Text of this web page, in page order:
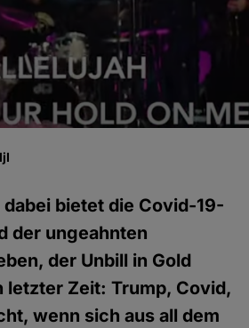
bietet die Covid-19-
der ungeahnten
der Unbill in Gold
letzter Zeit: Trump, Covid,
wenn sich aus all dem